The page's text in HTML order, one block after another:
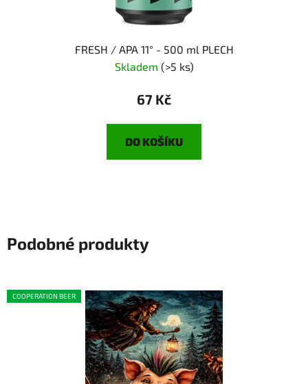
FRESH / APA 11° - 500 ml PLECH
Skladem (>5 ks)
67 Kč
DO KOŠÍKU
Podobné produkty
COOPERATION BEER